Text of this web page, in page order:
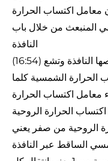
معامل اكتساب الحرارة
المنبعث من خلال باب
النافذة
(16:54) أو المنور إما أن تنتقل مباشرة أو تمتصها النافذة وتشع
الحرارة الشمسية كلما
معامل اكتساب الحرارة
من 0 إلى 1 معامل اكتساب الحرارة الروحية
الروحية من صفر يعني
الساقط عبر النافذة